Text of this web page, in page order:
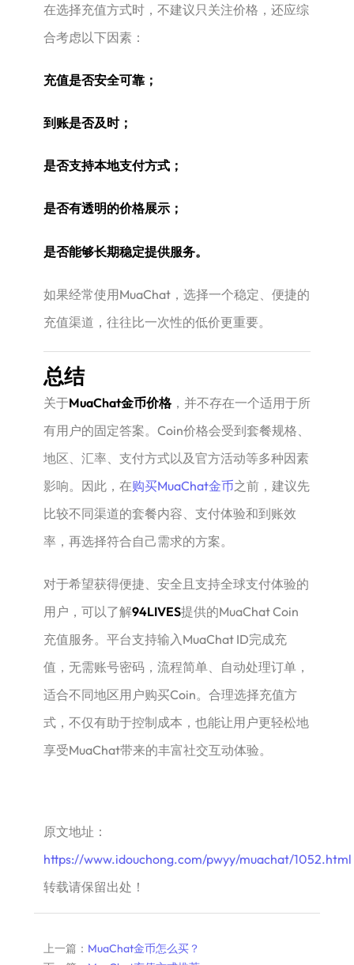
在选择充值方式时，不建议只关注价格，还应综
合考虑以下因素：
充值是否安全可靠；
到账是否及时；
是否支持本地支付方式；
是否有透明的价格展示；
是否能够长期稳定提供服务。
如果经常使用MuaChat，选择一个稳定、便捷的
充值渠道，往往比一次性的低价更重要。
总结
关于MuaChat金币价格，并不存在一个适用于所
有用户的固定答案。Coin价格会受到套餐规格、
地区、汇率、支付方式以及官方活动等多种因素
影响。因此，在购买MuaChat金币之前，建议先
比较不同渠道的套餐内容、支付体验和到账效
率，再选择符合自己需求的方案。
对于希望获得便捷、安全且支持全球支付体验的
用户，可以了解94LIVES提供的MuaChat Coin
充值服务。平台支持输入MuaChat ID完成充
值，无需账号密码，流程简单、自动处理订单，
适合不同地区用户购买Coin。合理选择充值方
式，不仅有助于控制成本，也能让用户更轻松地
享受MuaChat带来的丰富社交互动体验。
原文地址：
https://www.idouchong.com/pwyy/muachat/1052.html
转载请保留出处！
上一篇： MuaChat金币怎么买？